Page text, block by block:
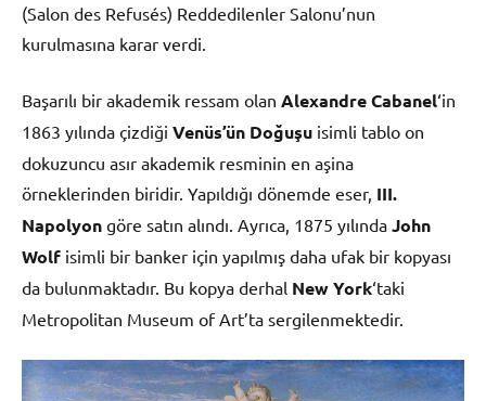
(Salon des Refusés) Reddedilenler Salonu’nun
kurulmasına karar verdi.
Başarılı bir akademik ressam olan Alexandre Cabanel‘in
1863 yılında çizdiği Venüs’ün Doğuşu isimli tablo on
dokuzuncu asır akademik resminin en aşina
örneklerinden biridir. Yapıldığı dönemde eser, III.
Napolyon göre satın alındı. Ayrıca, 1875 yılında John
Wolf isimli bir banker için yapılmış daha ufak bir kopyası
da bulunmaktadır. Bu kopya derhal New York‘taki
Metropolitan Museum of Art’ta sergilenmektedir.